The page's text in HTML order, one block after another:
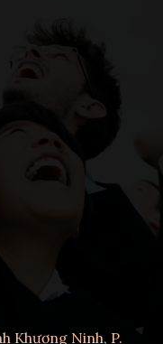
Khương Ninh, P.